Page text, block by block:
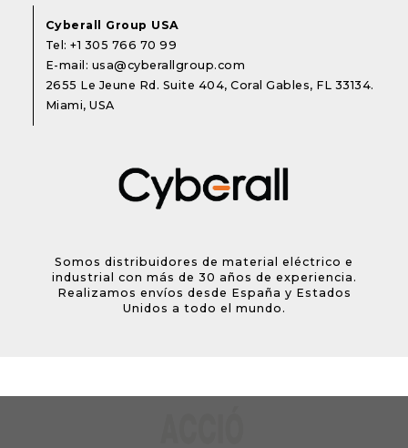
Cyberall Group USA
Tel:+1 305 766 70 99
E-mail: usa@cyberallgroup.com
2655 Le Jeune Rd. Suite 404, Coral Gables, FL 33134.
Miami, USA
Somos distribuidores de material eléctrico e
industrial con más de 30 años de experiencia.
Realizamos envíos desde España y Estados
Unidos a todo el mundo.